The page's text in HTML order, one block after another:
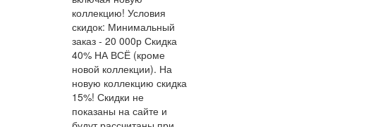
коллекцию! Условия
скидок: Минимальный
заказ - 20 000р Скидка
40% НА ВСЁ (кроме
новой коллекции). На
новую коллекцию скидка
15%! Скидки не
показаны на сайте и